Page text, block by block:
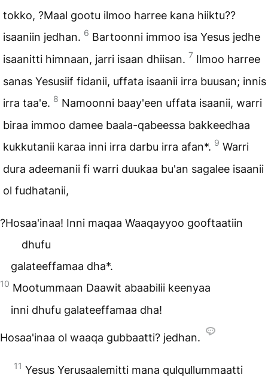
tokko, ?Maal gootu ilmoo harree kana hiiktu??
isaaniin jedhan. 6 Bartoonni immoo isa Yesus jedhe
isaanitti himnaan, jarri isaan dhiisan. 7 Ilmoo harree
sanas Yesusiif fidanii, uffata isaanii irra buusan; innis
irra taa'e. 8 Namoonni baay'een uffata isaanii, warri
biraa immoo damee baala-qabeessa bakkeedhaa
kukkutanii karaa inni irra darbu irra afan*. 9 Warri
dura adeemanii fi warri duukaa bu'an sagalee isaanii
ol fudhatanii,
?Hosaa'inaa! Inni maqaa Waaqayyoo gooftaatiin
dhufu
galateeffamaa dha*.
10 Mootummaan Daawit abaabilii keenyaa
inni dhufu galateeffamaa dha!
Hosaa'inaa ol waaqa gubbaatti? jedhan.
11 Yesus Yerusaalemitti mana qulqullummaatti